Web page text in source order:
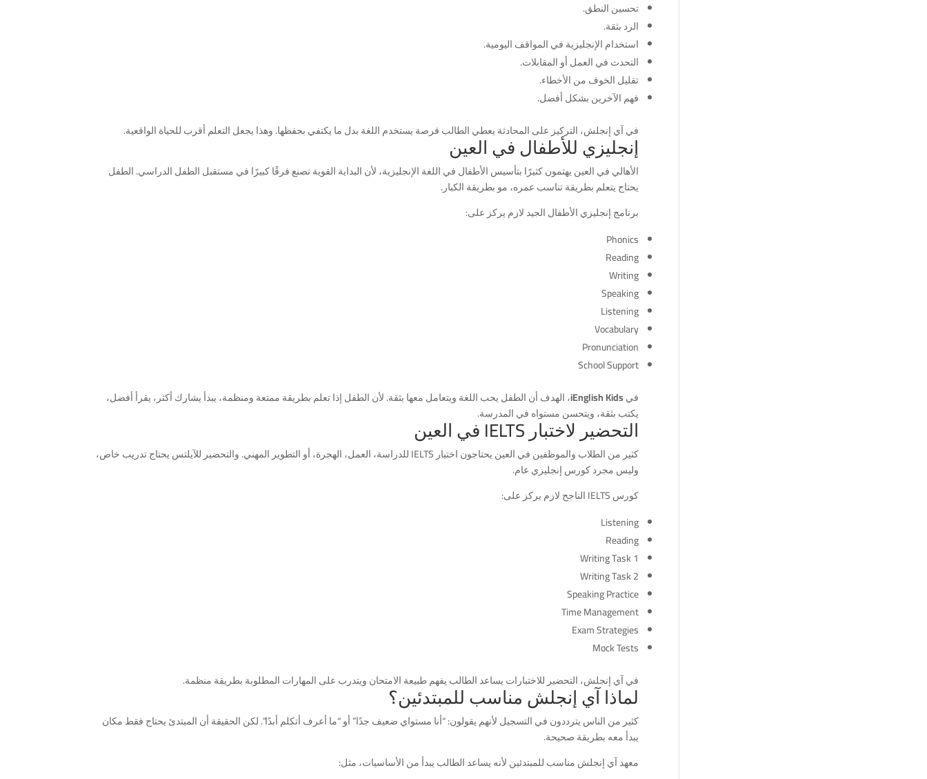
تحسين النطق.
الرد بثقة.
استخدام الإنجليزية في المواقف اليومية.
التحدث في العمل أو المقابلات.
تقليل الخوف من الأخطاء.
فهم الآخرين بشكل أفضل.
في آي إنجلش، التركيز على المحادثة يعطي الطالب فرصة يستخدم اللغة بدل ما يكتفي بحفظها. وهذا يجعل التعلم أقرب للحياة الواقعية.
إنجليزي للأطفال في العين
الأهالي في العين يهتمون كثيرًا بتأسيس الأطفال في اللغة الإنجليزية، لأن البداية القوية تصنع فرقًا كبيرًا في مستقبل الطفل الدراسي. الطفل
يحتاج يتعلم بطريقة تناسب عمره، مو بطريقة الكبار.
برنامج إنجليزي الأطفال الجيد لازم يركز على:
Phonics
Reading
Writing
Speaking
Listening
Vocabulary
Pronunciation
School Support
فيiEnglish Kids، الهدف أن الطفل يحب اللغة ويتعامل معها بثقة. لأن الطفل إذا تعلم بطريقة ممتعة ومنظمة، يبدأ يشارك أكثر، يقرأ أفضل،
يكتب بثقة، ويتحسن مستواه في المدرسة.
التحضير لاختبار IELTS في العين
كثير من الطلاب والموظفين في العين يحتاجون اختبار IELTS للدراسة، العمل، الهجرة، أو التطوير المهني. والتحضير للآيلتس يحتاج تدريب خاص،
وليس مجرد كورس إنجليزي عام.
كورس IELTS الناجح لازم يركز على:
Listening
Reading
Writing Task 1
Writing Task 2
Speaking Practice
Time Management
Exam Strategies
Mock Tests
في آي إنجلش، التحضير للاختبارات يساعد الطالب يفهم طبيعة الامتحان ويتدرب على المهارات المطلوبة بطريقة منظمة.
لماذا آي إنجلش مناسب للمبتدئين؟
كثير من الناس يترددون في التسجيل لأنهم يقولون: “أنا مستواي ضعيف جدًا” أو “ما أعرف أتكلم أبدًا”. لكن الحقيقة أن المبتدئ يحتاج فقط مكان
يبدأ معه بطريقة صحيحة.
معهد آي إنجلش مناسب للمبتدئين لأنه يساعد الطالب يبدأ من الأساسيات، مثل: